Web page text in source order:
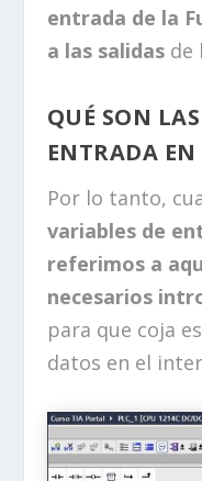
entrada de la
a las salidasde
QUÉ SON
ENTRADA
Por lo tanto,
variables de
referimos a
necesarios
para que coja
datos en el